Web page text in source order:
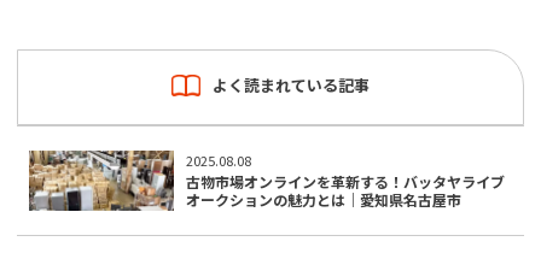
よく読まれている記事
2025.08.08
古物市場オンラインを革新する！バッタヤライブ
オークションの魅力とは｜愛知県名古屋市